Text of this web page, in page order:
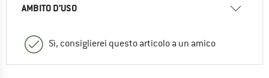
AMBITO D’USO
Sì, consiglierei questo articolo a un amico